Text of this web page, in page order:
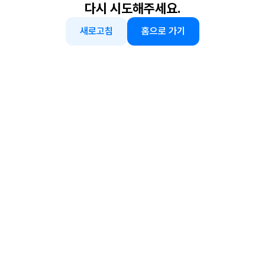
다시 시도해주세요.
새로고침 홈으로 가기